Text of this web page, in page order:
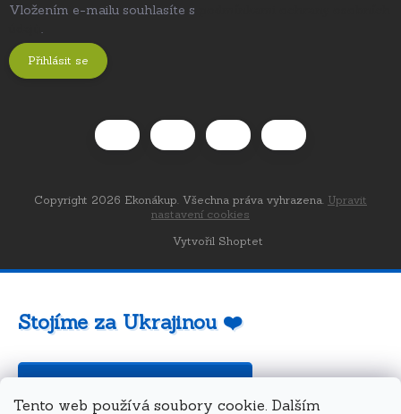
Tento web používá soubory cookie. Dalším
Vložením e-mailu souhlasíte s
Přihlásit se
Vytvořil Shoptet
Copyright 2026 Ekonákup . Všechna práva vyhrazena. Upravit
nastavení cookies
Stojíme za Ukrajinou ❤️